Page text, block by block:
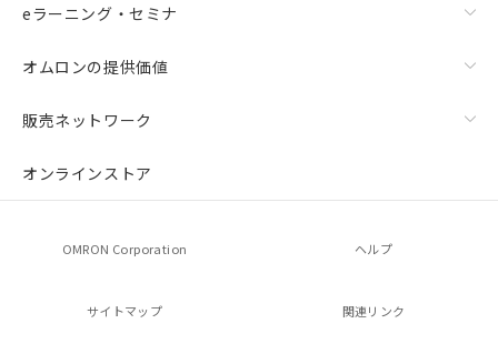
eラーニング・セミナ
オムロンの提供価値
販売ネットワーク
オンラインストア
OMRON Corporation ヘルプ
サイトマップ 関連リンク